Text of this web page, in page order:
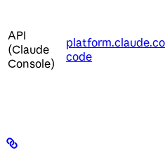
API
(Claude
Console)
code